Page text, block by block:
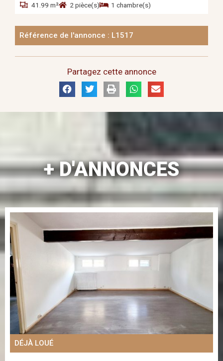
41.99 m² 2 pièce(s) 1 chambre(s)
Référence de l'annonce : L1517
Partagez cette annonce
+ D'ANNONCES
DÉJÀ LOUÉ